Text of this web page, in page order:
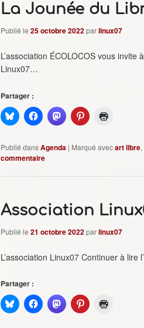
La Jounée du
Publié le 25 octobre 2022parlinux07
L’association ÉCOLOCOS vous
Linux07…
Partager :
Publié dansAgenda | Marqué avecart libre,
commentaire
Association
Publié le 21 octobre 2022parlinux07
L’association Linux07 Continuer à lire
Partager :